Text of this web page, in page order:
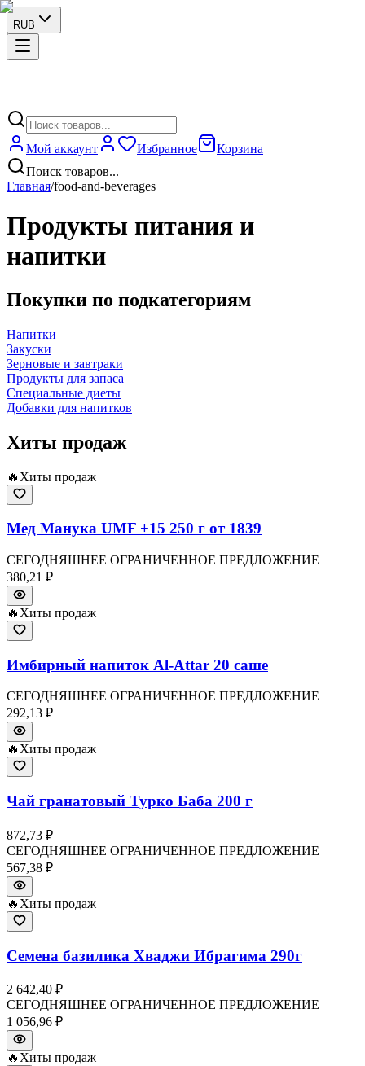
RUB
Мой аккаунт Избранное
Корзина
Поиск товаров...
Главная/food-and-beverages
Продукты питания и
напитки
Покупки по подкатегориям
Напитки
Закуски
Зерновые и завтраки
Продукты для запаса
Специальные диеты
Добавки для напитков
Хиты продаж
🔥 Хиты продаж
Мед Манука UMF +15 250 г от 1839
СЕГОДНЯШНЕЕ ОГРАНИЧЕННОЕ ПРЕДЛОЖЕНИЕ
380,21 ₽
🔥 Хиты продаж
Имбирный напиток Al-Attar 20 саше
СЕГОДНЯШНЕЕ ОГРАНИЧЕННОЕ ПРЕДЛОЖЕНИЕ
292,13 ₽
🔥Хиты продаж
Чай гранатовый Турко Баба 200 г
872,73 ₽
СЕГОДНЯШНЕЕ ОГРАНИЧЕННОЕ ПРЕДЛОЖЕНИЕ
567,38 ₽
🔥 Хиты продаж
Семена базилика Хваджи Ибрагима 290г
2 642,40 ₽
СЕГОДНЯШНЕЕ ОГРАНИЧЕННОЕ ПРЕДЛОЖЕНИЕ
1 056,96 ₽
🔥 Хиты продаж